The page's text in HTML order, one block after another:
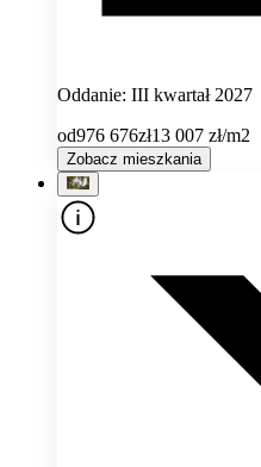
Oddanie: III kwartał 2027
od976 676zł13 007 zł/m2
Zobacz mieszkania